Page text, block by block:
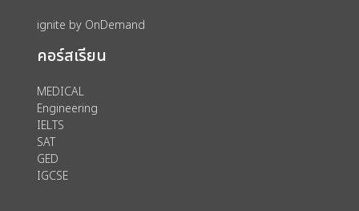
ignite by OnDemand
คอร์สเรียน
MEDICAL
Engineering
IELTS
SAT
GED
IGCSE